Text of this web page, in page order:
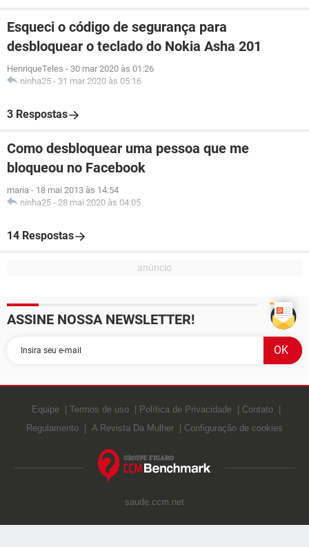
Esqueci o código de segurança para
desbloquear o teclado do Nokia Asha 201
HenriqueTeles - 30 mar 2020 às 01:26
ninha25 - 31 mar 2020 às 05:16
3 Respostas
Como desbloquear uma pessoa que me
bloqueou no Facebook
maria - 18 mai 2013 às 14:54
ninha25 - 28 mai 2020 às 04:05
14 Respostas
ASSINE NOSSA NEWSLETTER!
Equipe Termos de uso Política de Privacidade
Contato
Regulamento
A Revista Da Mulher Configuração de cookies
saude.ccm.net